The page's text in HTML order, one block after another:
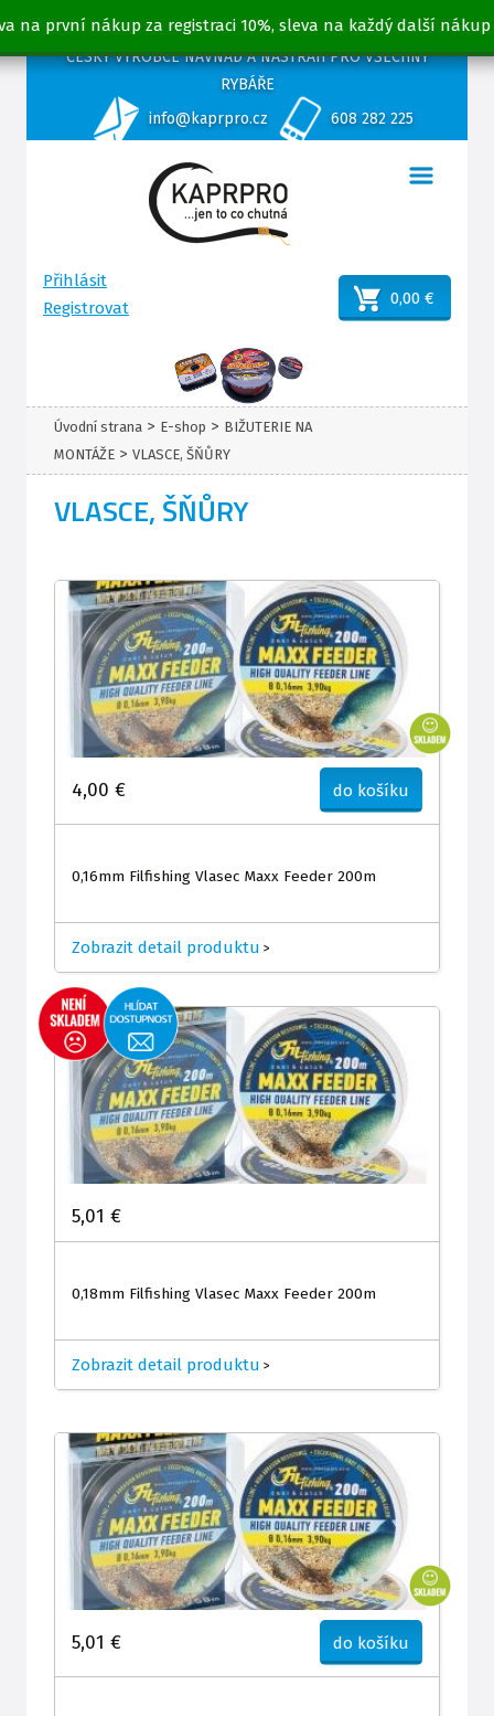
na první nákup za registraci 10%, sleva na každý další nákup
ČESKÝ VÝROBCE NÁVNAD A NÁSTRAH PRO VŠECHNY
RYBÁŘE
info@kaprpro.cz
608 282 225
Přihlásit
Registrovat
0,00 €
Úvodní strana > E-shop > BIŽUTERIE NA
MONTÁŽE > VLASCE, ŠŇŮRY
VLASCE, ŠŇŮRY
4,00 € do košíku
0,16mm Filfishing Vlasec Maxx Feeder 200m
Zobrazit detail produktu >
5,01 €
0,18mm Filfishing Vlasec Maxx Feeder 200m
Zobrazit detail produktu >
5,01 € do košíku